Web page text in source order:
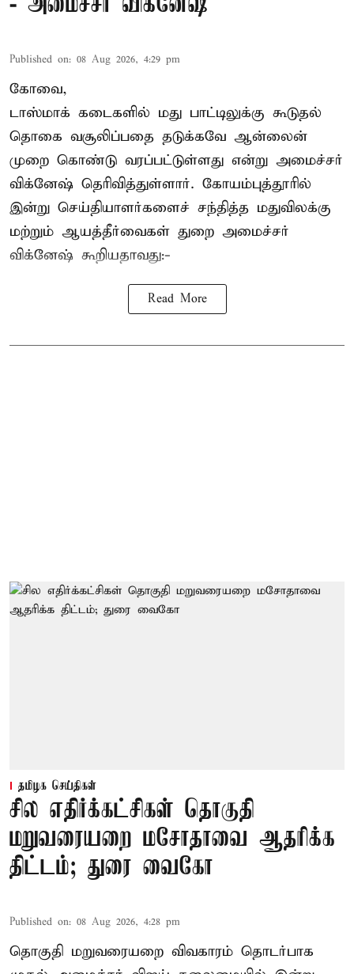
Published on: 08 Aug 2026, 4:29 pm
கோவை,
டாஸ்மாக் கடைகளில் மது பாட்டிலுக்கு கூடுதல்
தொகை வசூலிப்பதை தடுக்கவே ஆன்லைன்
முறை கொண்டு வரப்பட்டுள்ளது என்று அமைச்சர்
விக்னேஷ் தெரிவித்துள்ளார். கோயம்புத்தூரில்
இன்று செய்தியாளர்களைச் சந்தித்த மதுவிலக்கு
மற்றும் ஆயத்தீர்வைகள் துறை அமைச்சர்
விக்னேஷ் கூறியதாவது:-
Read More
தமிழக செய்திகள்
சில எதிர்க்கட்சிகள் தொகுதி
மறுவரையறை மசோதாவை ஆதரிக்க
திட்டம்; துரை வைகோ
Published on: 08 Aug 2026, 4:28 pm
தொகுதி மறுவரையறை விவகாரம் தொடர்பாக